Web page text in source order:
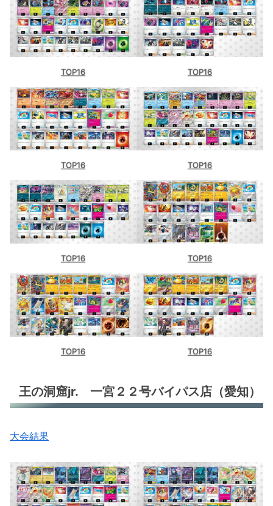
TOP16 TOP16
TOP16 TOP16
TOP16 TOP16
TOP16 TOP16
王の洞窟jr. 一宮２２号バイパス店（愛知）
大会結果